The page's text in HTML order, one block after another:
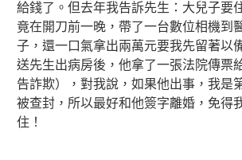
給錢了。但去年我告訴先生：大兒子要
竟在開刀前一晚，帶了一台數位相機到
子，還一口氣拿出兩萬元要我先留著以
送先生出病房後，他拿了一張法院傳票
告詐欺），對我說，如果他出事，我是
被查封，所以最好和他簽字離婚，免得
住！